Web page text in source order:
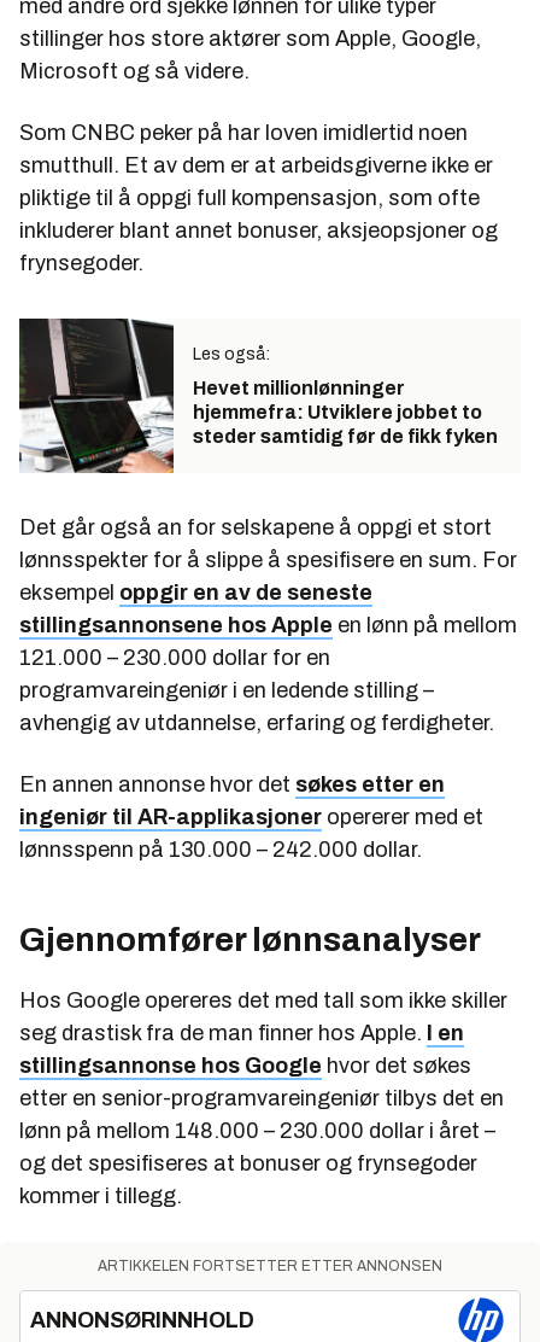
med andre ord sjekke lønnen for ulike typer
stillinger hos store aktører som Apple, Google,
Microsoft og så videre.
Som CNBC peker på har loven imidlertid noen
smutthull. Et av dem er at arbeidsgiverne ikke er
pliktige til å oppgi full kompensasjon, som ofte
inkluderer blant annet bonuser, aksjeopsjoner og
frynsegoder.
Les også:
Hevet millionlønninger
hjemmefra: Utviklere jobbet to
steder samtidig før de fikk fyken
Det går også an for selskapene å oppgi et stort
lønnsspekter for å slippe å spesifisere en sum. For
eksempel oppgir en av de seneste
stillingsannonsene hos Apple en lønn på mellom
121.000 – 230.000 dollar for en
programvareingeniør i en ledende stilling –
avhengig av utdannelse, erfaring og ferdigheter.
En annen annonse hvor det søkes etter en
ingeniør til AR-applikasjoner opererer med et
lønnsspenn på 130.000 – 242.000 dollar.
Gjennomfører lønnsanalyser
Hos Google opereres det med tall som ikke skiller
seg drastisk fra de man finner hos Apple.
I en
stillingsannonse hos Google hvor det søkes
etter en senior-programvareingeniør tilbys det en
lønn på mellom 148.000 – 230.000 dollar i året –
og det spesifiseres at bonuser og frynsegoder
kommer i tillegg.
ARTIKKELEN FORTSETTER ETTER ANNONSEN
ANNONSØRINNHOLD